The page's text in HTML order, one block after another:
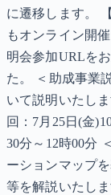
に遷移します。
もオンライン開
明会参加URLを
た。 ＜助成事業
いて説明いたし
回：7月25日(金
30分～12時00分
ーションマップ
等を解説いたし